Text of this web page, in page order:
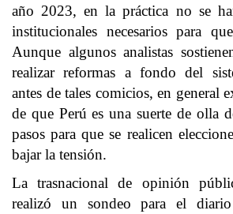
año 2023, en la práctica no se
institucionales necesarios para
Aunque algunos analistas
realizar reformas a fondo del
antes de tales comicios, en general
de que Perú es una suerte de olla
pasos para que se realicen
bajar la tensión.
La trasnacional de opinión
realizó un sondeo para el